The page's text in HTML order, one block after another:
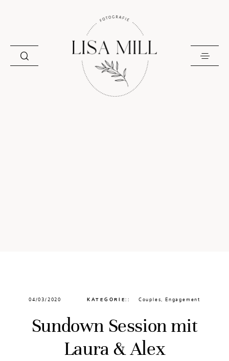
04/03/2020 KATEGORIE:: Couples, Engagement
Sundown Session mit
Laura & Alex